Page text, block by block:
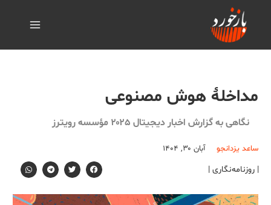
مداخلۀ هوش مصنوعی
نگاهی به گزارش اخبار دیجیتال ۲۰۲۵ مؤسسه رویترز
ساعد یزدانجو آبان ۳۰, ۱۴۰۴
| روزنامه‌نگاری |